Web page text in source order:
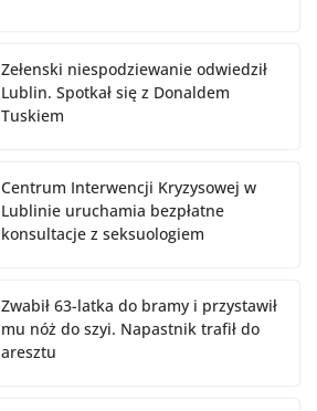
Zełenski niespodziewanie odwiedził
Lublin. Spotkał się z Donaldem
Tuskiem
Centrum Interwencji Kryzysowej w
Lublinie uruchamia bezpłatne
konsultacje z seksuologiem
Zwabił 63-latka do bramy i przystawił
mu nóż do szyi. Napastnik trafił do
aresztu